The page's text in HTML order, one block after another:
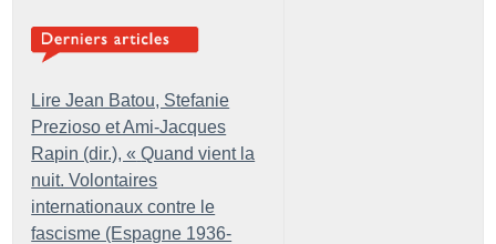
Lire Jean Batou, Stefanie
Prezioso et Ami-Jacques
Rapin (dir.), « Quand vient la
nuit. Volontaires
internationaux contre le
fascisme (Espagne 1936-